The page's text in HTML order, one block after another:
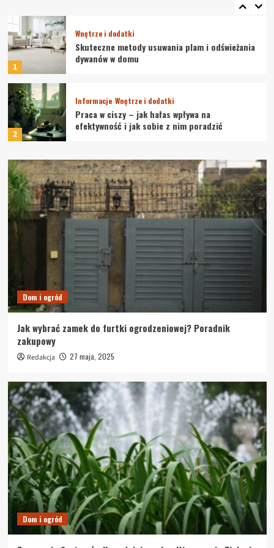
1
Wnętrze i dodatki
Skuteczne metody usuwania plam i odświeżania
dywanów w domu
2
Informacje Wnętrze i dodatki
Praca w ciszy – jak hałas wpływa na
efektywność i jak sobie z nim poradzić
3
Wnętrze i dodatki
Higrometr pokojowy – klucz do zdrowego
powietrza w Twoim domu
Wnętrze i dodatki
Sztuka Tworzenia Harmonijnych Przestrzeni
Jak Zaprojektować Dom, Który Odzwierciedla
Twoje Wartości
Wnętrze i dodatki
Jak wybrać idealne panele i dywany?
1
Skuteczne metody usuwania plam i odświeżania
dywanów w domu
2
Informacje Wnętrze i dodatki
Praca w ciszy – jak hałas wpływa na
efektywność i jak sobie z nim poradzić
3
Wnętrze i dodatki
Higrometr pokojowy – klucz do zdrowego
powietrza w Twoim domu
Dom i ogród
Jak wybrać zamek do furtki ogrodzeniowej? Poradnik
zakupowy
Redakcja 27 maja, 2025
Dom i ogród